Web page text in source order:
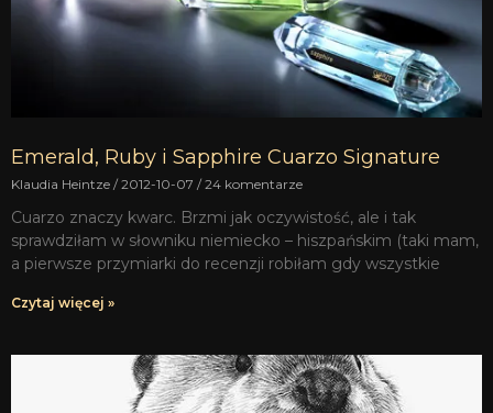
Emerald, Ruby i Sapphire Cuarzo Signature
Klaudia Heintze 2012-10-07 24 komentarze
Cuarzo znaczy kwarc. Brzmi jak oczywistość, ale i tak
sprawdziłam w słowniku niemiecko – hiszpańskim (taki mam,
a pierwsze przymiarki do recenzji robiłam gdy wszystkie
Czytaj więcej »